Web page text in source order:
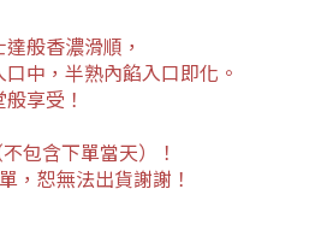
般香濃滑順，
中，半熟內餡入口即化。
享受！
包含下單當天）！
，恕無法出貨謝謝！